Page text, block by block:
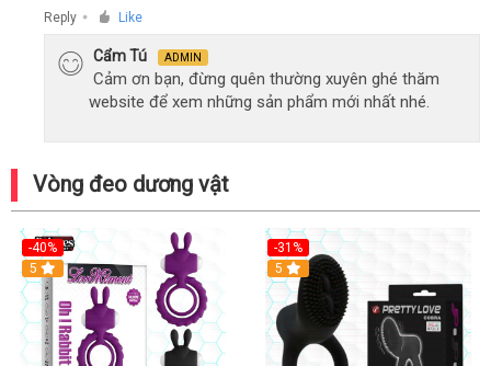
Reply ● Like
Cẩm Tú ADMIN
Cảm ơn bạn, đừng quên thường xuyên ghé thăm
website để xem những sản phẩm mới nhất nhé.
Vòng đeo dương vật
-40%
5
-31%
5